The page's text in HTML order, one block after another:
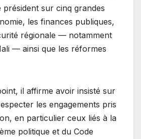
président sur cinq grandes
les finances publiques,
régionale — notamment
— ainsi que les réformes
il affirme avoir insisté sur
les engagements pris
en particulier ceux liés à la
politique et du Code